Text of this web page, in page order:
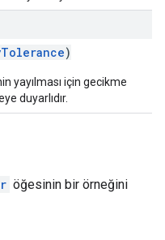
)
yayılması için gecikme
duyarlıdır.
öğesinin bir örneğini